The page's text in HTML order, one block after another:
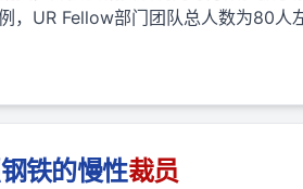
，UR Fellow部门团队总人数为80人
铁的慢性裁员